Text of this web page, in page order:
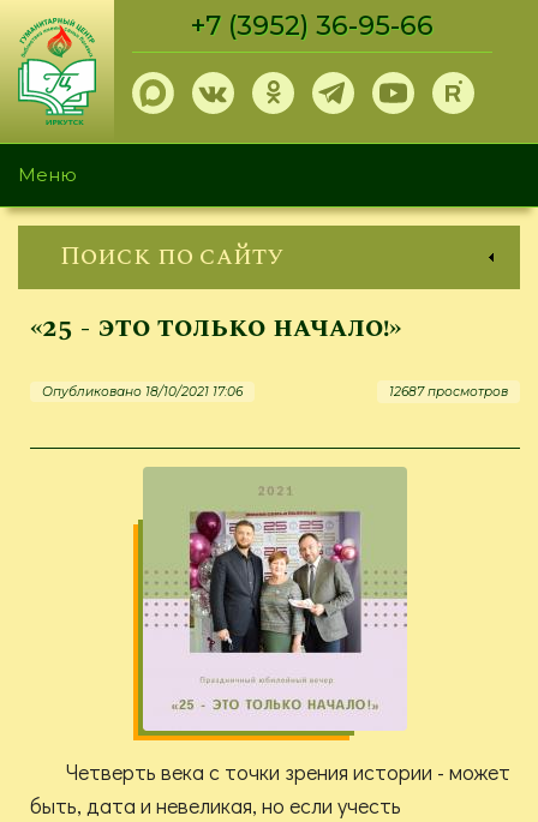
Перейти
основному
содержанию
+7 (3952) 36-95-66
Меню
Поиск по сайту
«25 - это только начало!»
Опубликовано 18/10/2021 17:06 12687 просмотров
Четверть века с точки зрения истории - может
быть, дата и невеликая, но если учесть